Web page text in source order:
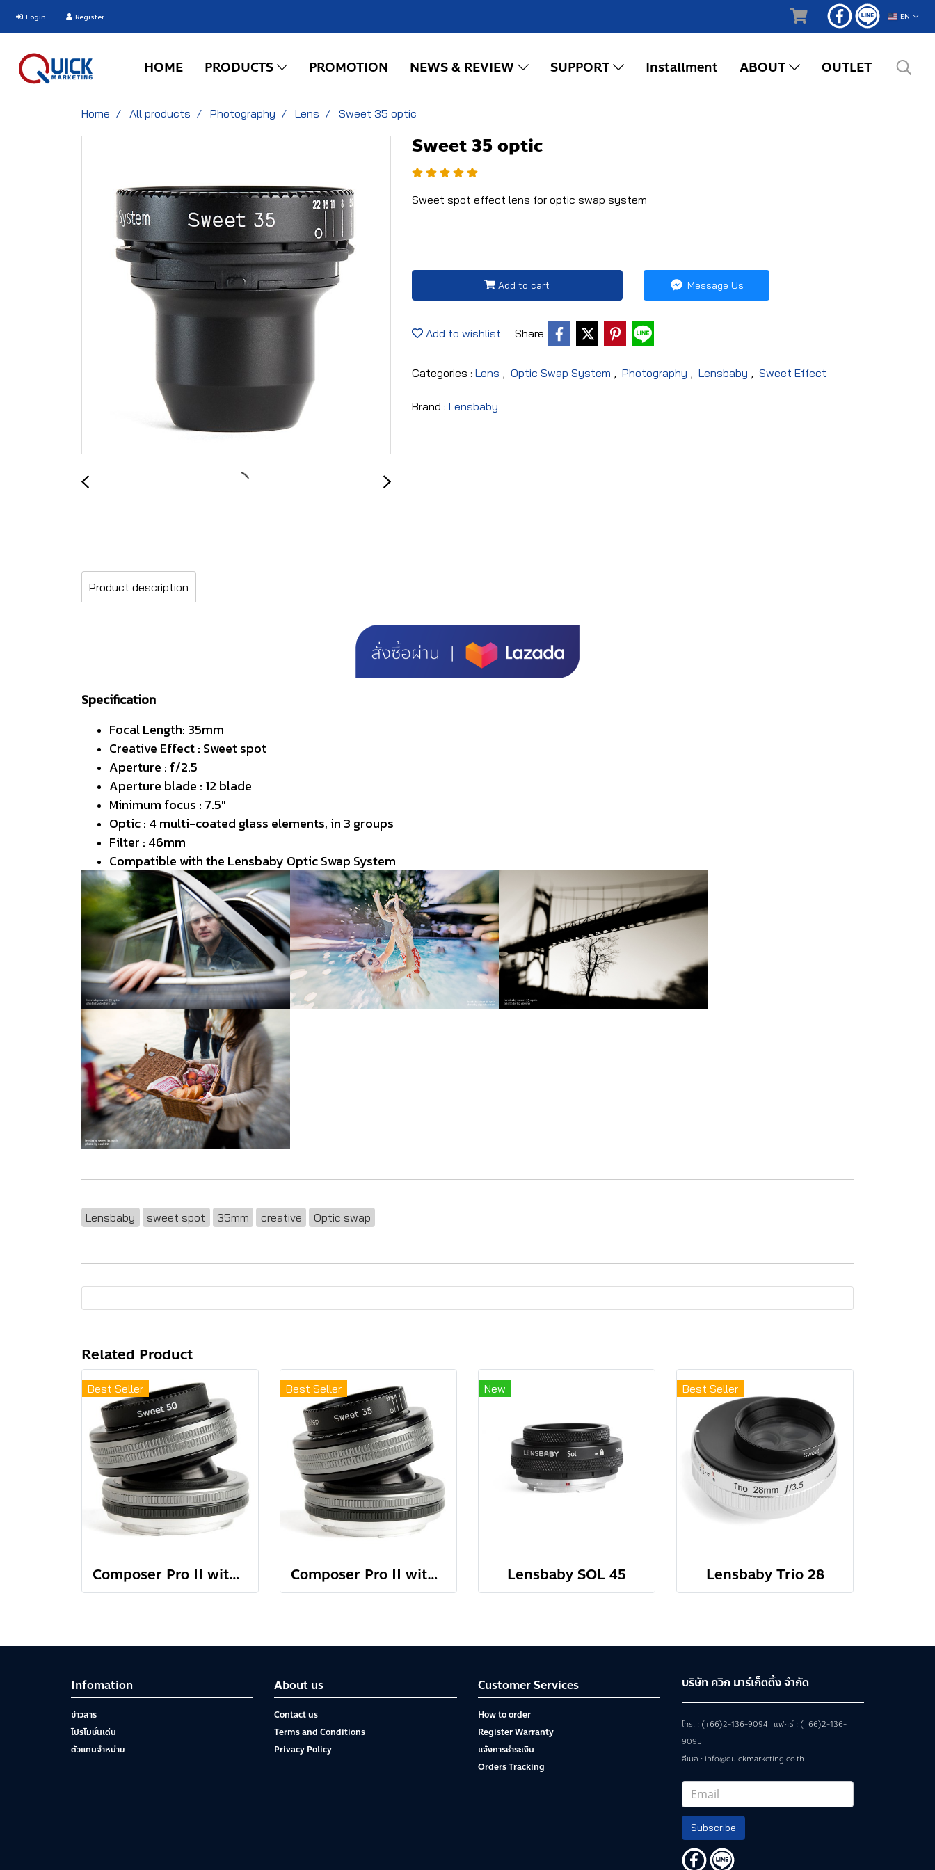
Login Register EN
HOME PRODUCTS PROMOTION NEWS & REVIEW SUPPORT Installment ABOUT OUTLET
Home All products Photography Lens Sweet 35 optic
Sweet 35 optic
Sweet spot effect lens for optic swap system
Add to cart Message Us
Add to wishlist Share
Categories : Lens Optic Swap System Photography Lensbaby Sweet Effect
Brand : Lensbaby
Product description
Specification
Focal Length: 35mm
Creative Effect : Sweet spot
Aperture : f/2.5
Aperture blade : 12 blade
Minimum focus : 7.5"
Optic : 4 multi-coated glass elements, in 3 groups
Filter : 46mm
Compatible with the Lensbaby Optic Swap System
Lensbaby sweet spot 35mm creative Optic swap
Related Product
Best Seller
Composer Pro II with Sweet 50 optic
Best Seller
Composer Pro II with Sweet 35 optic
New
Lensbaby SOL 45
Best Seller
Lensbaby Trio 28
Infomation
ข่าวสาร
โปรโมชั่นเด่น
ตัวแทนจำหน่าย
About us
Contact us
Terms and Conditions
Privacy Policy
Customer Services
How to order
Register Warranty
แจ้งการชำระเงิน
Orders Tracking
บริษัท ควิก มาร์เก็ตติ้ง จำกัด
โทร. : (+66)2-136-9094 แฟกซ์ : (+66)2-136-
9095
อีเมล : info@quickmarketing.co.th
Subscribe